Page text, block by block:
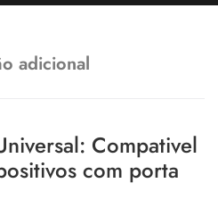
adicional
Compativel
com porta